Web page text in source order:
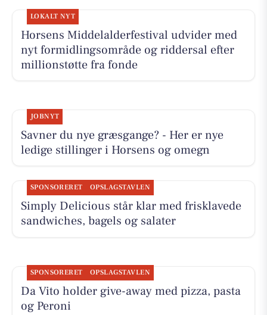
LOKALT NYT
Horsens Middelalderfestival udvider med
nyt formidlingsområde og riddersal efter
millionstøtte fra fonde
JOBNYT
Savner du nye græsgange? - Her er nye
ledige stillinger i Horsens og omegn
SPONSORERET OPSLAGSTAVLEN
Simply Delicious står klar med frisklavede
sandwiches, bagels og salater
SPONSORERET OPSLAGSTAVLEN
Da Vito holder give-away med pizza, pasta
og Peroni